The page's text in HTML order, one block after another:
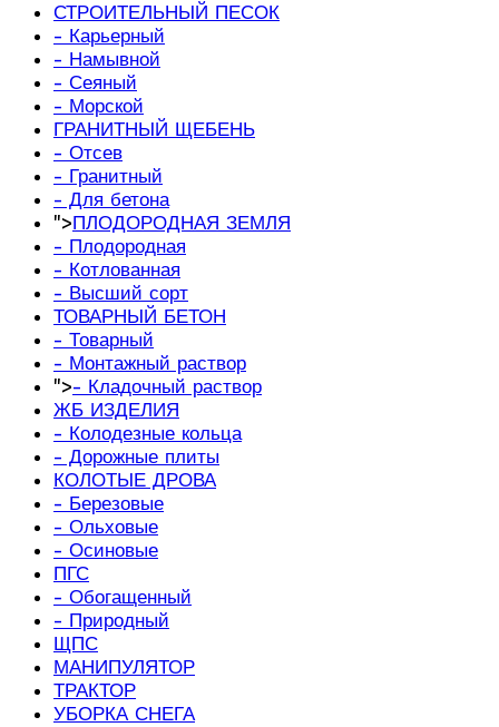
СТРОИТЕЛЬНЫЙ ПЕСОК
- Карьерный
- Намывной
- Сеяный
- Морской
ГРАНИТНЫЙ ЩЕБЕНЬ
- Отсев
- Гранитный
- Для бетона
">ПЛОДОРОДНАЯ ЗЕМЛЯ
- Плодородная
- Котлованная
- Высший сорт
ТОВАРНЫЙ БЕТОН
- Товарный
- Монтажный раствор
">- Кладочный раствор
ЖБ ИЗДЕЛИЯ
- Колодезные кольца
- Дорожные плиты
КОЛОТЫЕ ДРОВА
- Березовые
- Ольховые
- Осиновые
ПГС
- Обогащенный
- Природный
ЩПС
МАНИПУЛЯТОР
ТРАКТОР
УБОРКА СНЕГА